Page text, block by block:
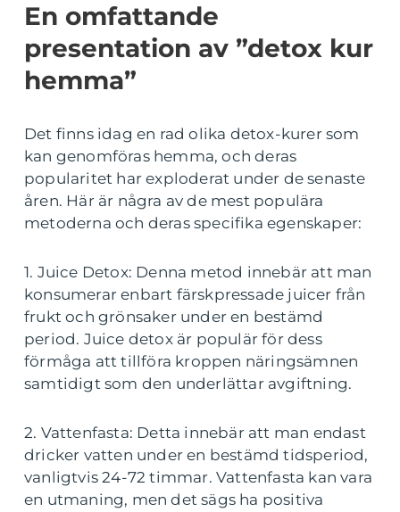
En omfattande
presentation av ”detox kur
hemma”
Det finns idag en rad olika detox-kurer som
kan genomföras hemma, och deras
popularitet har exploderat under de senaste
åren. Här är några av de mest populära
metoderna och deras specifika egenskaper:
1. Juice Detox: Denna metod innebär att man
konsumerar enbart färskpressade juicer från
frukt och grönsaker under en bestämd
period. Juice detox är populär för dess
förmåga att tillföra kroppen näringsämnen
samtidigt som den underlättar avgiftning.
2. Vattenfasta: Detta innebär att man endast
dricker vatten under en bestämd tidsperiod,
vanligtvis 24-72 timmar. Vattenfasta kan vara
en utmaning, men det sägs ha positiva